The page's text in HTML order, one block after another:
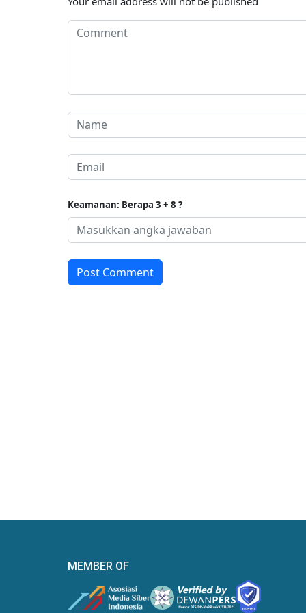
Keamanan: Berapa 3 + 8 ?
Post Comment
MEMBER OF